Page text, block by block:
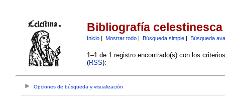
Bibliografía celestinesca
Inicio| Mostrar todo| Búsqueda simple| Búsqueda
1–1 de 1 registro encontrado(s) con los
(RSS):
Opciones de búsqueda y visualización